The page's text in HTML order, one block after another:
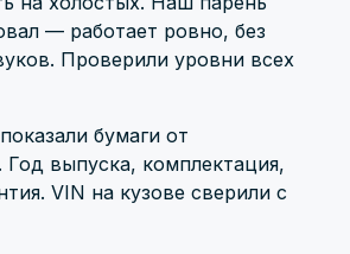
— работает ровно, без
Проверили уровни всех
бумаги от
Год выпуска, комплектация,
VIN на кузове сверили с